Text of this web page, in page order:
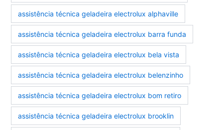
assistência técnica geladeira electrolux alphaville
assistência técnica geladeira electrolux barra funda
assistência técnica geladeira electrolux bela vista
assistência técnica geladeira electrolux belenzinho
assistência técnica geladeira electrolux bom retiro
assistência técnica geladeira electrolux brooklin